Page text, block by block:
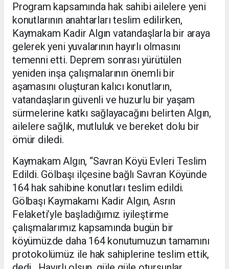
Program kapsamında hak sahibi ailelere yeni
konutlarının anahtarları teslim edilirken,
Kaymakam Kadir Algın vatandaşlarla bir araya
gelerek yeni yuvalarının hayırlı olmasını
temenni etti. Deprem sonrası yürütülen
yeniden inşa çalışmalarının önemli bir
aşamasını oluşturan kalıcı konutların,
vatandaşların güvenli ve huzurlu bir yaşam
sürmelerine katkı sağlayacağını belirten Algın,
ailelere sağlık, mutluluk ve bereket dolu bir
ömür diledi.
Kaymakam Algın, “Savran Köyü Evleri Teslim
Edildi. Gölbaşı ilçesine bağlı Savran Köyünde
164 hak sahibine konutları teslim edildi.
Gölbaşı Kaymakamı Kadir Algın, Asrın
Felaketi’yle başladığımız iyileştirme
çalışmalarımız kapsamında bugün bir
köyümüzde daha 164 konutumuzun tamamını
protokolümüz ile hak sahiplerine teslim ettik,